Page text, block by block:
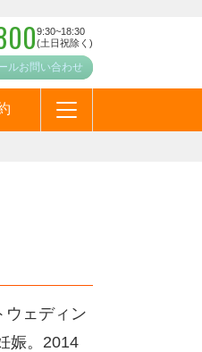
9:30~18:30
(土日祝除く)
ルお問い合わせ
ウェディン
娠。2014